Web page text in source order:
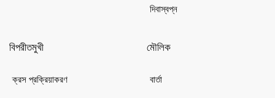
দিবাস্বপ্ন
বিপরীতমুখী
ক্রস প্রক্রিয়াকরণ
মৌলিক
বার্তা